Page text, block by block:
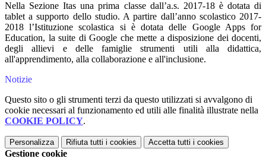
Nella Sezione Itas una prima classe dall’a.s. 2017-18 è dotata di
tablet a supporto dello studio. A partire dall’anno scolastico 2017-
2018 l’Istituzione scolastica si è dotata delle Google Apps for
Education, la suite di Google che mette a disposizione dei docenti,
degli allievi e delle famiglie strumenti utili alla didattica,
all'apprendimento, alla collaborazione e all'inclusione.
Notizie
Questo sito o gli strumenti terzi da questo utilizzati si avvalgono di
cookie necessari al funzionamento ed utili alle finalità illustrate nella
COOKIE POLICY.
Personalizza Rifiuta tutti i cookies Accetta tutti i cookies
Gestione cookie